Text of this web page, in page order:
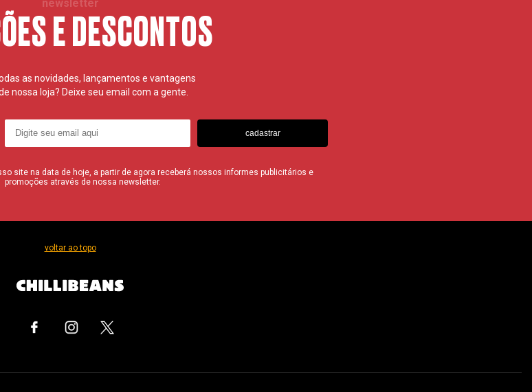
newsletter
E DESCONTOS
as novidades, lançamentos e vantagens
nossa loja? Deixe seu email com a gente.
cadastrar
site na data de hoje, a partir de agora receberá nossos informes publicitários e
promoções através de nossa newsletter.
voltar ao topo